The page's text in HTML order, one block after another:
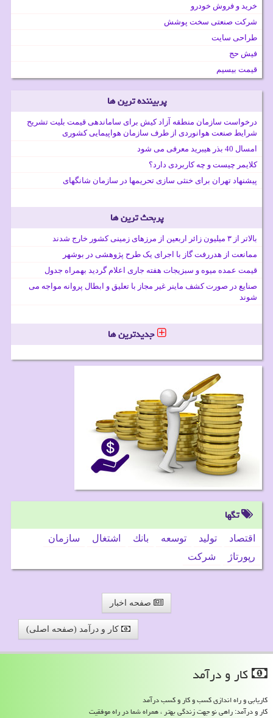
خرید و فروش خودرو
شرکت صنعتی سخت پوشش
طراحی سایت
فیش حج
قیمت بیسیم
پربیننده ترین ها
درخواست سازمان منطقه آزاد کیش برای ساماندهی قیمت بلیت تشریح
شرایط صنعت هوانوردی از طرف سازمان هواپیمایی کشوری
امسال 40 بذر هیبرید معرفی می شود
کلایمر چیست و چه کاربردی دارد؟
پیشنهاد تهران برای خنثی سازی تحریمها در سازمان شانگهای
پربحث ترین ها
بالاتر از ۳ میلیون زائر اربعین از مرزهای زمینی کشور خارج شدند
ممانعت از هدررفت گاز با اجرای یک طرح پژوهشی در بوشهر
قیمت عمده میوه و سبزیجات هفته جاری اعلام گردید بهمراه جدول
صنایع در صورت کشف ماینر غیر مجاز با تعلیق و ابطال پروانه مواجه می
شوند
جدیدترین ها
تگها
اقتصاد تولید توسعه بانك اشتغال
سازمان
رپورتاژ
شركت
صفحه اخبار
کار و درآمد (صفحه اصلی)
كار و درآمد
کاریابی و راه اندازی کسب و کار و کسب درآمد
کار و درآمد: راهی نو جهت زندگی بهتر ، همراه شما در راه موفقیت